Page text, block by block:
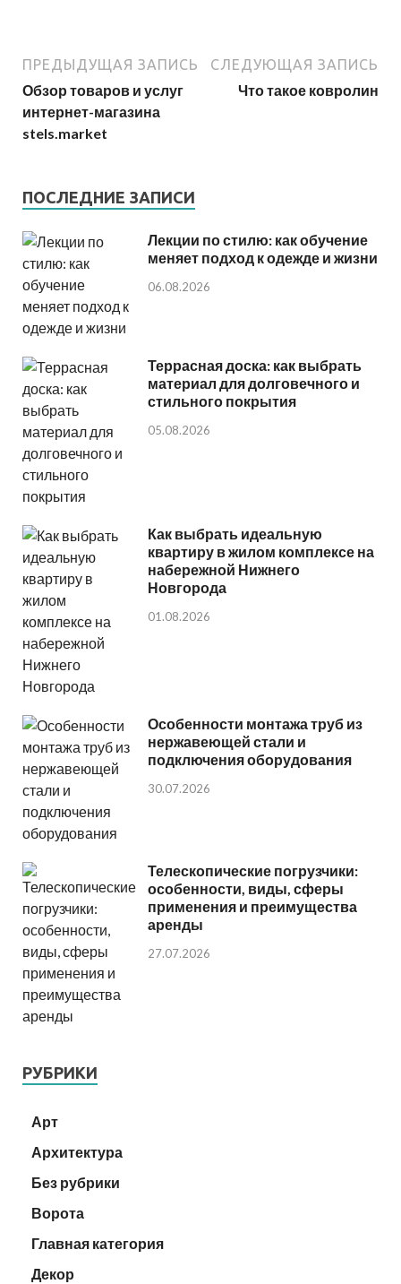
ПРЕДЫДУЩАЯ ЗАПИСЬ
Обзор товаров и услуг
интернет-магазина
stels.market
СЛЕДУЮЩАЯ ЗАПИСЬ
Что такое ковролин
ПОСЛЕДНИЕ ЗАПИСИ
Лекции по стилю: как обучение
меняет подход к одежде и жизни
06.08.2026
Террасная доска: как выбрать
материал для долговечного и
стильного покрытия
05.08.2026
Как выбрать идеальную
квартиру в жилом комплексе на
набережной Нижнего
Новгорода
01.08.2026
Особенности монтажа труб из
нержавеющей стали и
подключения оборудования
30.07.2026
Телескопические погрузчики:
особенности, виды, сферы
применения и преимущества
аренды
27.07.2026
РУБРИКИ
Арт
Архитектура
Без рубрики
Ворота
Главная категория
Декор